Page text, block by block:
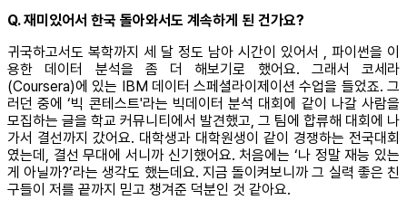
Q. 재미있어서 한국 돌아와서도 계속하게 된 건가요?
귀국하고서도 복학까지 세 달 정도 남아 시간이 있어서 , 파이썬을 이
용한 데이터 분석을 좀 더 해보기로 했어요. 그래서 코세라
(Coursera)에 있는 IBM 데이터 스페셜라이제이션 수업을 들었죠. 그
러던 중에 ‘빅 콘테스트'라는 빅데이터 분석 대회에 같이 나갈 사람을
모집하는 글을 학교 커뮤니티에서 발견했고, 그 팀에 합류해 대회에 나
가서 결선까지 갔어요. 대학생과 대학원생이 같이 경쟁하는 전국대회
였는데, 결선 무대에 서니까 신기했어요. 처음에는 ‘나 정말 재능 있는
게 아닐까?’라는 생각도 했는데요. 지금 돌이켜보니까 그 실력 좋은 친
구들이 저를 끝까지 믿고 챙겨준 덕분인 것 같아요.